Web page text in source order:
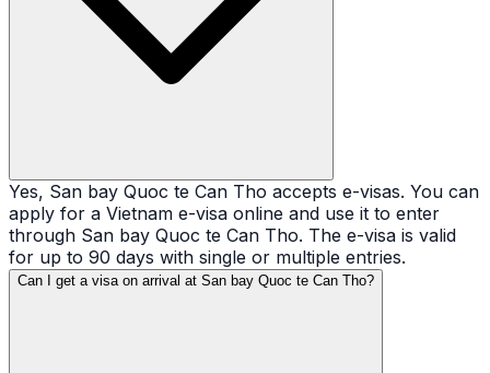
Yes, San bay Quoc te Can Tho accepts e-visas. You can
apply for a Vietnam e-visa online and use it to enter
through San bay Quoc te Can Tho. The e-visa is valid
for up to 90 days with single or multiple entries.
Can I get a visa on arrival at San bay Quoc te Can Tho?